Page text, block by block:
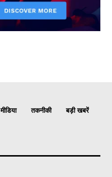
मीडिया तकनीकी बड़ी खबरें